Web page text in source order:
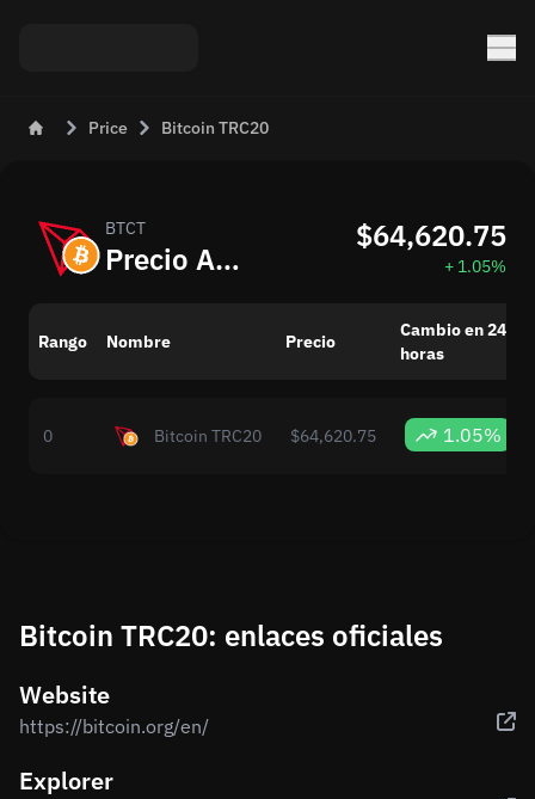
Price Bitcoin TRC20
BTCT
Precio Actual de Bitcoin TRC20 (BTCT) en USD
$64,620.75
+ 1.05%
Rango Nombre Precio
Cambio en 24
horas
0 Bitcoin TRC20 $64,620.75 1.05%
Bitcoin TRC20: enlaces oficiales
Website
https://bitcoin.org/en/
Explorer